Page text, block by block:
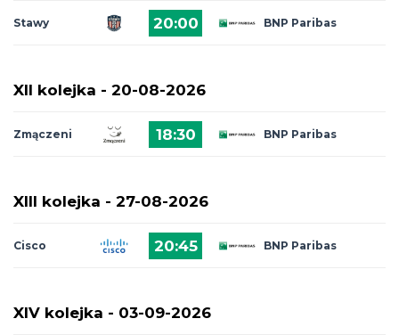
Stawy 20:00 BNP Paribas
XII kolejka - 20-08-2026
Zmączeni 18:30 BNP Paribas
XIII kolejka - 27-08-2026
Cisco 20:45 BNP Paribas
XIV kolejka - 03-09-2026